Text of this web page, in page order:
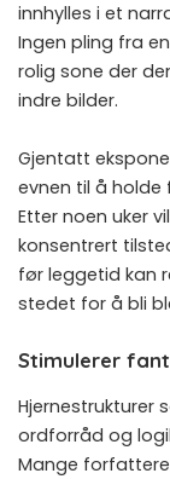
innhylles i et
Ingen pling fra
rolig sone der
indre bilder.
Gjentatt
evnen til å
Etter noen uker
konsentrert
før leggetid kan
stedet for å bli
Stimulerer
Hjernestrukturer
ordforråd og
Mange